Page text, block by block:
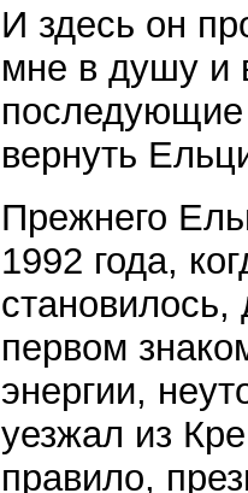
И здесь он
мне в душу и
последующие
вернуть
Прежнего
1992 года,
первом
энергии,
уезжал из
правило,